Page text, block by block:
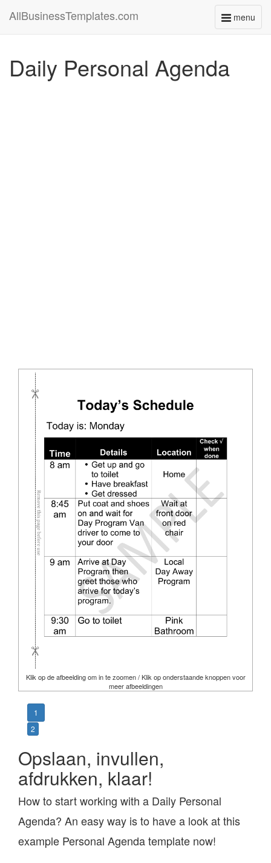
menu
Toggle
AllBusinessTemplates.com
Daily Personal Agenda
Klik op de afbeelding om in te zoomen / Klik op onderstaande knoppen voor
meer afbeeldingen
1
2
Opslaan, invullen,
afdrukken, klaar!
How to start working with a Daily Personal
Agenda? An easy way is to have a look at this
example Personal Agenda template now!